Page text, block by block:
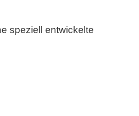
speziell entwickelte